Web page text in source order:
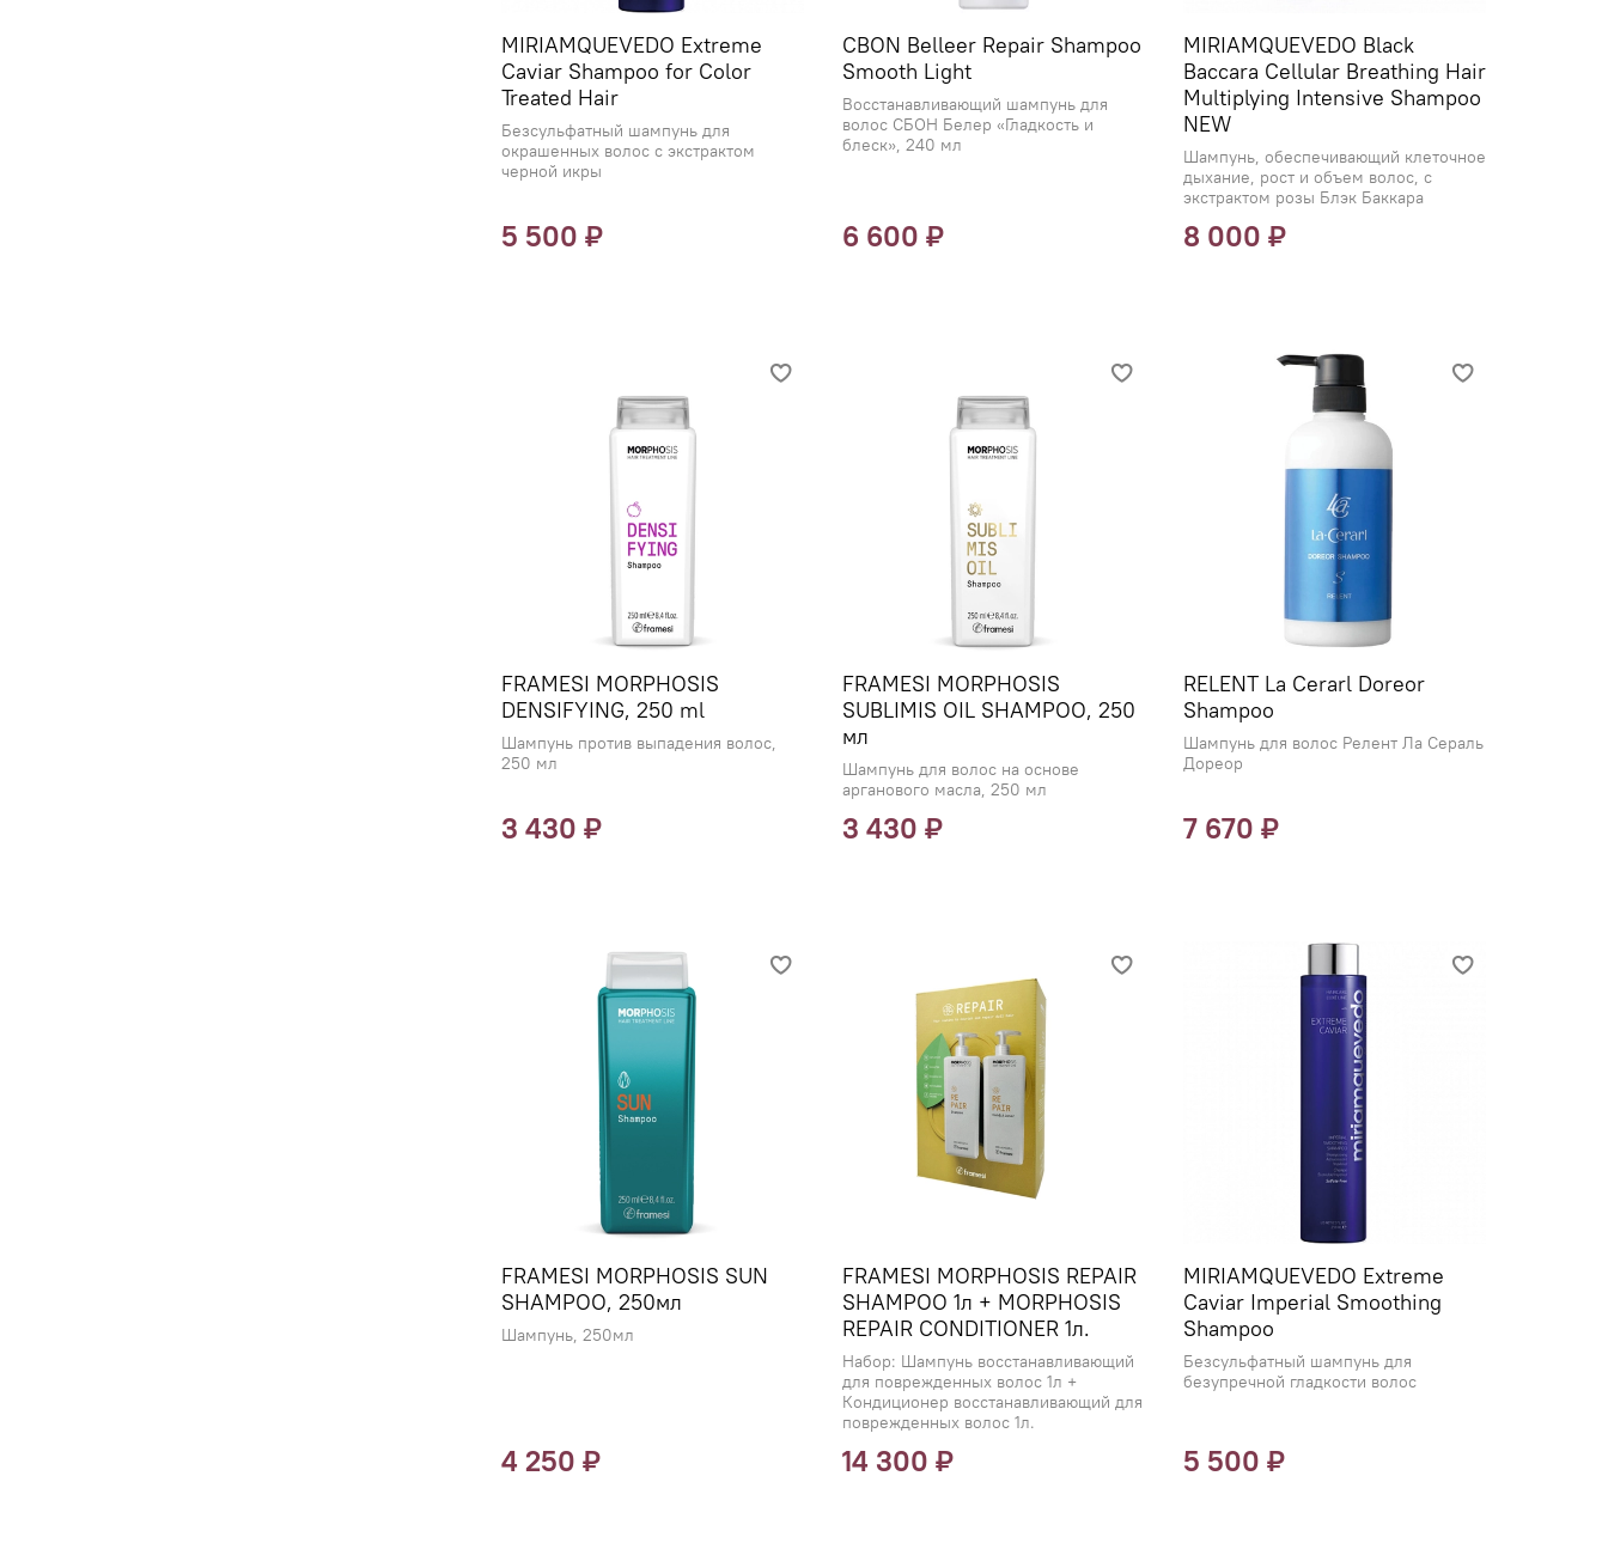
MIRIAMQUEVEDO Extreme
Caviar Shampoo for Color
Treated Hair
Безсульфатный шампунь для
окрашенных волос с экстрактом
черной икры
5 500 ₽
CBON Belleer Repair Shampoo
Smooth Light
Восстанавливающий шампунь для
волос СБОН Белер «Гладкость и
блеск», 240 мл
6 600 ₽
MIRIAMQUEVEDO Black
Baccara Cellular Breathing Hair
Multiplying Intensive Shampoo
NEW
Шампунь, обеспечивающий клеточное
дыхание, рост и объем волос, с
экстрактом розы Блэк Баккара
8 000 ₽
FRAMESI MORPHOSIS
DENSIFYING, 250 ml
Шампунь против выпадения волос,
250 мл
3 430 ₽
FRAMESI MORPHOSIS
SUBLIMIS OIL SHAMPOO, 250
мл
Шампунь для волос на основе
арганового масла, 250 мл
3 430 ₽
RELENT La Cerarl Doreor
Shampoo
Шампунь для волос Релент Ла Сераль
Дореор
7 670 ₽
FRAMESI MORPHOSIS SUN
SHAMPOO, 250мл
Шампунь, 250мл
4 250 ₽
FRAMESI MORPHOSIS REPAIR
SHAMPOO 1л + MORPHOSIS
REPAIR CONDITIONER 1л.
Набор: Шампунь восстанавливающий
для поврежденных волос 1л +
Кондиционер восстанавливающий для
поврежденных волос 1л.
14 300 ₽
MIRIAMQUEVEDO Extreme
Caviar Imperial Smoothing
Shampoo
Безсульфатный шампунь для
безупречной гладкости волос
5 500 ₽